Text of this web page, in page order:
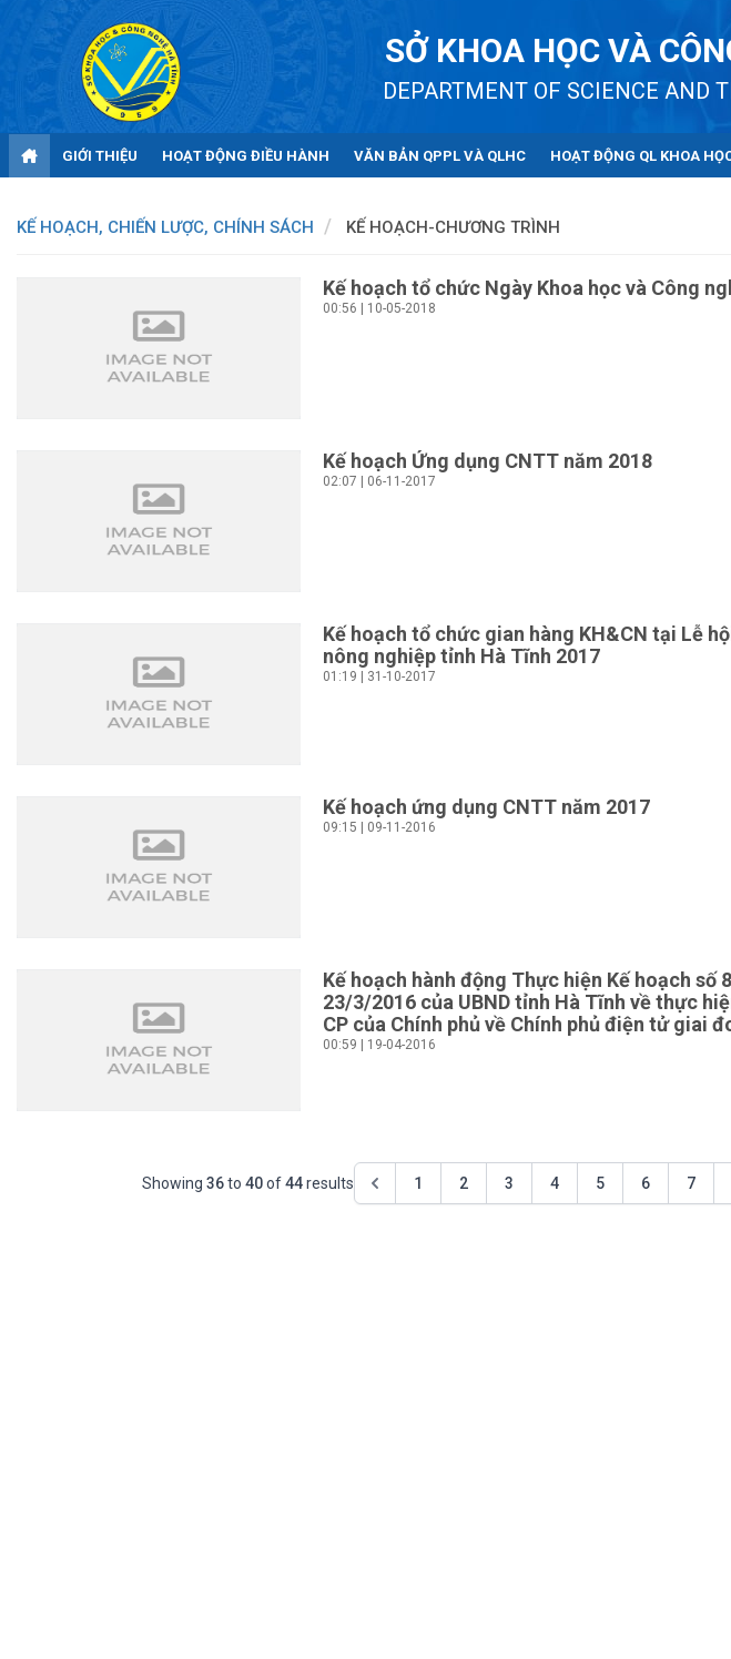
SỞ KHOA HỌC VÀ
DEPARTMENT OF SCIENCE AND
GIỚI THIỆU HOẠT ĐỘNG ĐIỀU HÀNH VĂN BẢN QPPL VÀ QLHC HOẠT ĐỘNG QL KHOA
KẾ HOẠCH, CHIẾN LƯỢC, CHÍNH SÁCH KẾ HOẠCH-CHƯƠNG TRÌNH
Kế hoạch tổ chức Ngày Khoa học và Công
00:56 | 10-05-2018
Kế hoạch Ứng dụng CNTT năm 2018
02:07 | 06-11-2017
Kế hoạch tổ chức gian hàng KH&CN tại Lễ
nông nghiệp tỉnh Hà Tĩnh 2017
01:19 | 31-10-2017
Kế hoạch ứng dụng CNTT năm 2017
09:15 | 09-11-2016
Kế hoạch hành động Thực hiện Kế hoạch số
23/3/2016 của UBND tỉnh Hà Tĩnh về thực
CP của Chính phủ về Chính phủ điện tử giai
00:59 | 19-04-2016
Showing 36to 40of44results 1 2 3 4 5 6 7